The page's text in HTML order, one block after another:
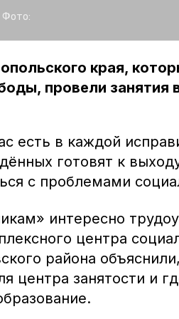
Фото:
края,
провели занятия
есть в каждой
готовят к
с проблемами
интересно
центра
района
центра занятости и